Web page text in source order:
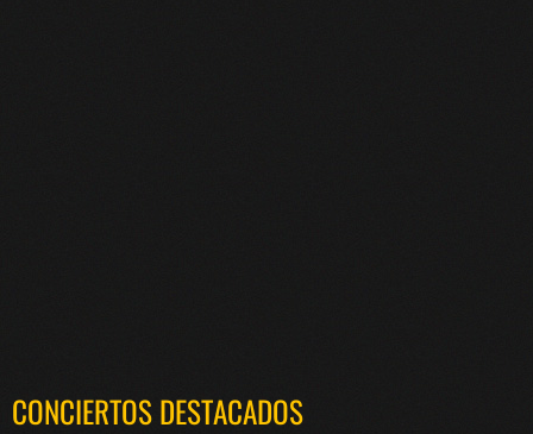
CONCIERTOS DESTACADOS